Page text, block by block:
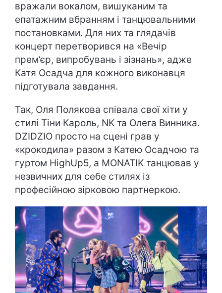
вражали вокалом, вишуканим та
епатажним вбранням і танцювальними
постановками. Для них та глядачів
концерт перетворився на «Вечір
прем’єр, випробувань і зізнань», адже
Катя Осадча для кожного виконавця
підготувала завдання.
Так, Оля Полякова співала свої хіти у
стилі Тіни Кароль, NK та Олега Винника.
DZIDZIO просто на сцені грав у
«крокодила» разом з Катею Осадчою та
гуртом HighUp5, а MONATIK танцював у
незвичних для себе стилях із
професійною зірковою партнеркою.